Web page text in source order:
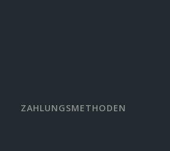
ZAHLUNGSMETHODEN